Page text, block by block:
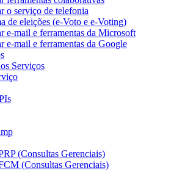
o serviço de telefonia
de eleições (e-Voto e e-Voting)
e-mail e ferramentas da Microsoft
e-mail e ferramentas da Google
Serviços
(Consultas Gerenciais)
(Consultas Gerenciais)